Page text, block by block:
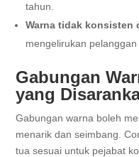
tahun.
Warna tidak konsisten
mengelirukan pelanggan
Gabungan
yang
Gabungan warna boleh
menarik dan seimbang.
tua sesuai untuk pejabat